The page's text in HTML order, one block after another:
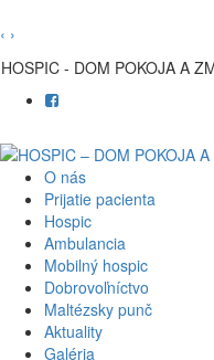
‹ ›
HOSPIC - DOM POKOJA A
O nás
Prijatie pacienta
Hospic
Ambulancia
Mobilný hospic
Dobrovoľníctvo
Maltézsky punč
Aktuality
Galéria